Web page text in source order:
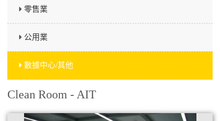
零售業
公用業
數據中心/其他
Clean Room - AIT